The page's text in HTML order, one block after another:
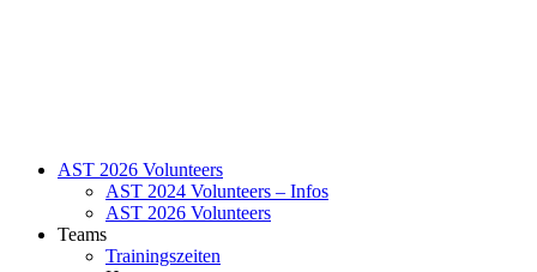
AST 2026 Volunteers
AST 2024 Volunteers – Infos
AST 2026 Volunteers
Teams
Trainingszeiten